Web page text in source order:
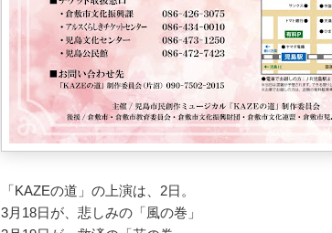
「KAZEの道」の上演は、2日。
3月18日が、悲しみの「風の巻」